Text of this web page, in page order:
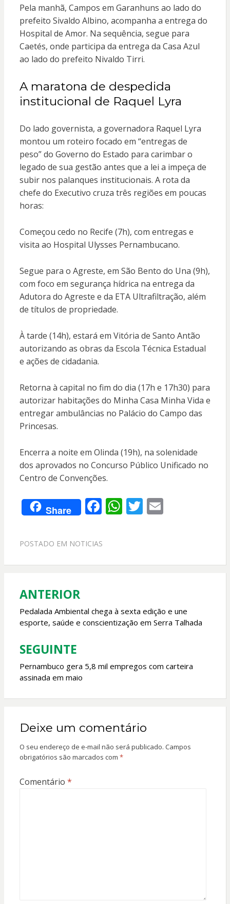
Pela manhã, Campos em Garanhuns ao lado do
prefeito Sivaldo Albino, acompanha a entrega do
Hospital de Amor. Na sequência, segue para
Caetés, onde participa da entrega da Casa Azul
ao lado do prefeito Nivaldo Tirri.
A maratona de despedida
institucional de Raquel Lyra
Do lado governista, a governadora Raquel Lyra
montou um roteiro focado em “entregas de
peso” do Governo do Estado para carimbar o
legado de sua gestão antes que a lei a impeça de
subir nos palanques institucionais. A rota da
chefe do Executivo cruza três regiões em poucas
horas:
Começou cedo no Recife (7h), com entregas e
visita ao Hospital Ulysses Pernambucano.
Segue para o Agreste, em São Bento do Una (9h),
com foco em segurança hídrica na entrega da
Adutora do Agreste e da ETA Ultrafiltração, além
de títulos de propriedade.
À tarde (14h), estará em Vitória de Santo Antão
autorizando as obras da Escola Técnica Estadual
e ações de cidadania.
Retorna à capital no fim do dia (17h e 17h30) para
autorizar habitações do Minha Casa Minha Vida e
entregar ambulâncias no Palácio do Campo das
Princesas.
Encerra a noite em Olinda (19h), na solenidade
dos aprovados no Concurso Público Unificado no
Centro de Convenções.
Share F
e
o
k
W
A
p
T E
POSTADO EM NOTICIAS
Navegação
de
Post
ANTERIOR
Pedalada Ambiental chega à sexta edição e une
esporte, saúde e conscientização em Serra Talhada
SEGUINTE
Pernambuco gera 5,8 mil empregos com carteira
assinada em maio
Deixe um comentário
O seu endereço de e-mail não será publicado. Campos
obrigatórios são marcados com *
Comentário *